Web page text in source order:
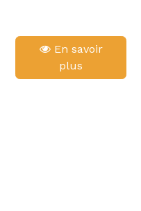
En savoir
plus